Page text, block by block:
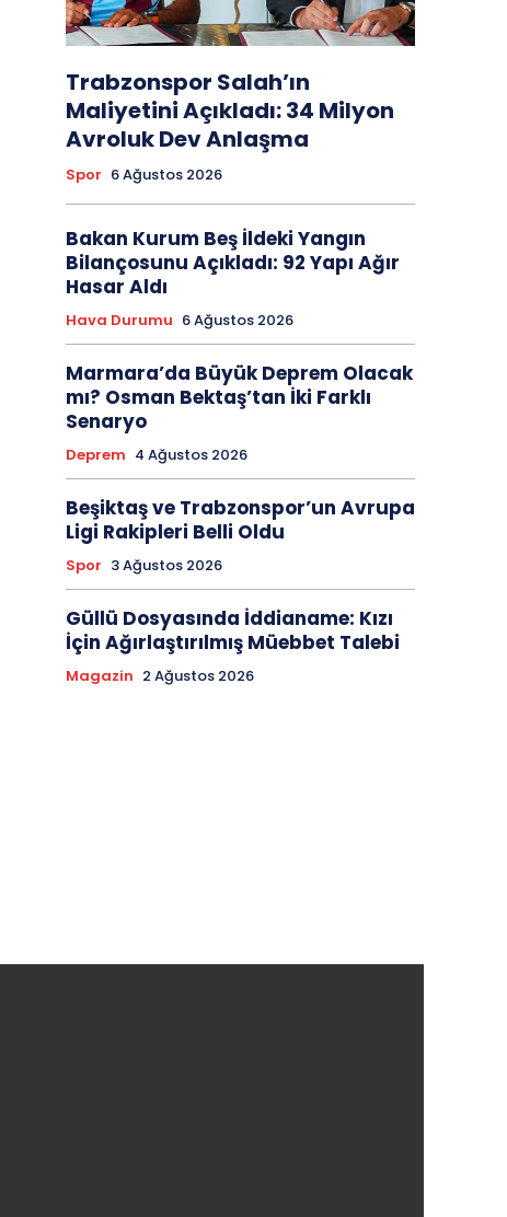
Trabzonspor Salah’ın
Maliyetini Açıkladı: 34 Milyon
Avroluk Dev Anlaşma
Spor 6 Ağustos 2026
Bakan Kurum Beş İldeki Yangın
Bilançosunu Açıkladı: 92 Yapı Ağır
Hasar Aldı
Hava Durumu 6 Ağustos 2026
Marmara’da Büyük Deprem Olacak
mı? Osman Bektaş’tan İki Farklı
Senaryo
Deprem 4 Ağustos 2026
Beşiktaş ve Trabzonspor’un Avrupa
Ligi Rakipleri Belli Oldu
Spor 3 Ağustos 2026
Güllü Dosyasında İddianame: Kızı
İçin Ağırlaştırılmış Müebbet Talebi
Magazin 2 Ağustos 2026